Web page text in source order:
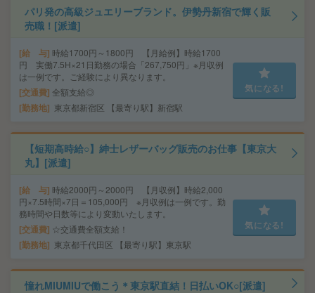
パリ発の高級ジュエリーブランド。伊勢丹新宿で輝く販
売職！[派遣]
給 与 時給1700円～1800円 【月給例】時給1700
円 実働7.5H×21日勤務の場合「267,750円」※月収例
は一例です。ご経験により異なります。
交通費 全額支給◎
勤務地 東京都新宿区 【最寄り駅】新宿駅
気になる!
【短期高時給○】紳士レザーバッグ販売のお仕事【東京大
丸】[派遣]
給 与 時給2000円～2000円 【月収例】時給2,000
円×7.5時間×7日＝105,000円 ※月収例は一例です。勤
務時間や日数等により変動いたします。
交通費 ☆交通費全額支給！
勤務地 東京都千代田区 【最寄り駅】東京駅
気になる!
憧れMIUMIUで働こう＊東京駅直結！日払いOK○[派遣]